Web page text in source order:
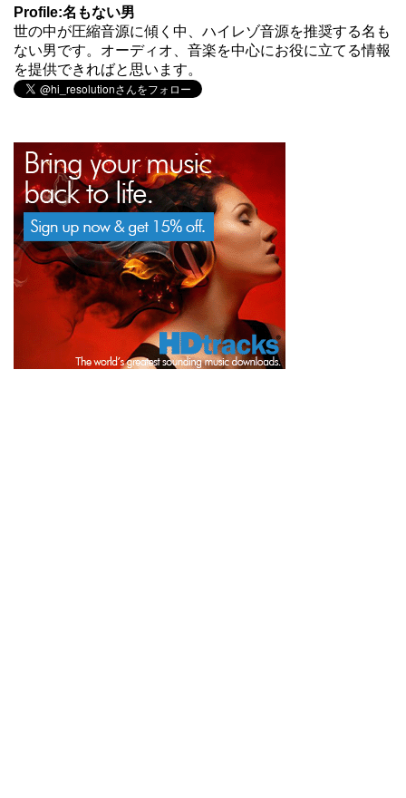
Profile:名もない男
世の中が圧縮音源に傾く中、ハイレゾ音源を推奨する名も
ない男です。オーディオ、音楽を中心にお役に立てる情報
を提供できればと思います。